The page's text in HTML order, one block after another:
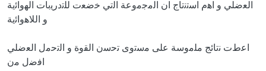
ﺍﻟﻌﺿﻠﻲ ﻭ ﺍﻫﻡ ﺍﺳﺗﻧﺗﺎﺝ ﺍﻥ ﺍﻟﻣﺟﻣﻭﻋﺔ ﺍﻟﺗﻲ ﺧﺿﻌﺕ ﻟﻠﺗﺩﺭﻳﺑﺎﺕ ﺍﻟﻬﻭﺍﺋﻳﺔ
ﻭ ﺍﻟﻼﻫﻭﺍﺋﻳﺔ
ﺍﻋﻁﺕ ﻧﺗﺎﺋﺞ ﻣﻠﻣﻭﺳﺔ ﻋﻠﻰ ﻣﺳﺗﻭﻯ ﺗﺣﺳﻥ ﺍﻟﻘﻭﺓ ﻭ ﺍﻟﺗﺣﻣﻝ ﺍﻟﻌﺿﻠﻲ
ﺍﻓﺿﻝ ﻣﻥ